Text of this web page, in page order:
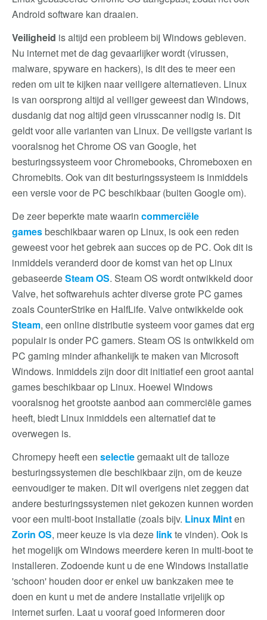
Android software kan draaien.
Veiligheid is altijd een probleem bij Windows gebleven.
Nu internet met de dag gevaarlijker wordt (virussen,
malware, spyware en hackers), is dit des te meer een
reden om uit te kijken naar veiligere alternatieven. Linux
is van oorsprong altijd al veiliger geweest dan Windows,
dusdanig dat nog altijd geen virusscanner nodig is. Dit
geldt voor alle varianten van Linux. De veiligste variant is
vooralsnog het Chrome OS van Google, het
besturingssysteem voor Chromebooks, Chromeboxen en
Chromebits. Ook van dit besturingssysteem is inmiddels
een versie voor de PC beschikbaar (buiten Google om).
De zeer beperkte mate waarin commerciële
gamesbeschikbaar waren op Linux, is ook een reden
geweest voor het gebrek aan succes op de PC. Ook dit is
inmiddels veranderd door de komst van het op Linux
gebaseerdeSteam OS. Steam OS wordt ontwikkeld door
Valve, het softwarehuis achter diverse grote PC games
zoals CounterStrike en HalfLife. Valve ontwikkelde ook
Steam, een online distributie systeem voor games dat erg
populair is onder PC gamers. Steam OS is ontwikkeld om
PC gaming minder afhankelijk te maken van Microsoft
Windows. Inmiddels zijn door dit initiatief een groot aantal
games beschikbaar op Linux. Hoewel Windows
vooralsnog het grootste aanbod aan commerciële games
heeft, biedt Linux inmiddels een alternatief dat te
overwegen is.
Chromepy heeft een selectiegemaakt uit de talloze
besturingssystemen die beschikbaar zijn, om de keuze
eenvoudiger te maken. Dit wil overigens niet zeggen dat
andere besturingssystemen niet gekozen kunnen worden
voor een multi-boot installatie (zoals bijv. Linux Minten
Zorin OS, meer keuze is via deze linkte vinden). Ook is
het mogelijk om Windows meerdere keren in multi-boot te
installeren. Zodoende kunt u de ene Windows installatie
'schoon' houden door er enkel uw bankzaken mee te
doen en kunt u met de andere installatie vrijelijk op
internet surfen. Laat u vooraf goed informeren door